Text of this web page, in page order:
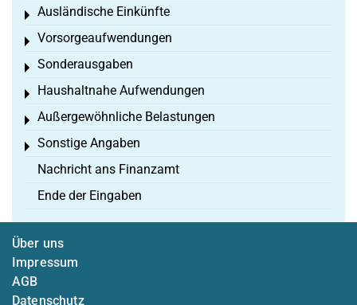
Ausländische Einkünfte
Toggle menu
Vorsorgeaufwendungen
Toggle menu
Sonderausgaben
Toggle menu
Haushaltnahe Aufwendungen
Toggle menu
Außergewöhnliche Belastungen
Toggle menu
Sonstige Angaben
Toggle menu
Nachricht ans Finanzamt
Ende der Eingaben
Über uns
Impressum
AGB
Datenschutz